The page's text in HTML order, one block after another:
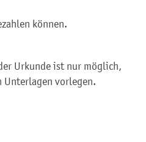
können.
Urkunde ist nur möglich,
Unterlagen vorlegen.